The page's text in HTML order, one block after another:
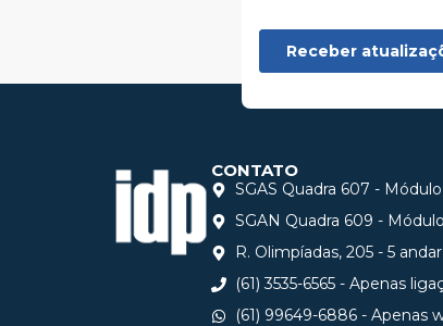
CONTATO
SGAS Quadra 607 -
SGAN Quadra 609 -
R. Olimpíadas, 205 - 5
(61) 3535-6565 - Apenas
(61) 99649-6886 - Apenas